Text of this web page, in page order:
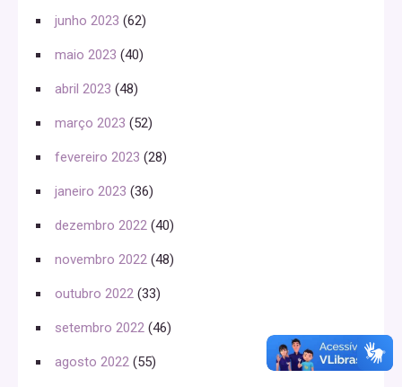
junho 2023 (62)
maio 2023 (40)
abril 2023 (48)
março 2023 (52)
fevereiro 2023 (28)
janeiro 2023 (36)
dezembro 2022 (40)
novembro 2022 (48)
outubro 2022 (33)
setembro 2022 (46)
agosto 2022 (55)